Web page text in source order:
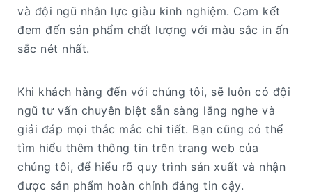
và đội ngũ nhân lực giàu kinh nghiệm. Cam kết
đem đến sản phẩm chất lượng với màu sắc in ấn
sắc nét nhất.
Khi khách hàng đến với chúng tôi, sẽ luôn có đội
ngũ tư vấn chuyên biệt sẵn sàng lắng nghe và
giải đáp mọi thắc mắc chi tiết. Bạn cũng có thể
tìm hiểu thêm thông tin trên trang web của
chúng tôi, để hiểu rõ quy trình sản xuất và nhận
được sản phẩm hoàn chỉnh đáng tin cậy.